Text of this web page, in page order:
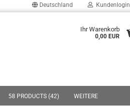
Deutschland Kundenlogin
Ihr Warenkorb
0,00 EUR
58 PRODUCTS (42) WEITERE